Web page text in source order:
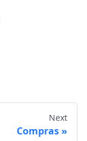
Next
Compras